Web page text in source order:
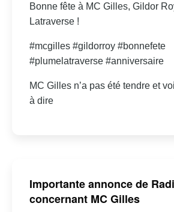
Bonne fête à MC Gilles, Gildor
Latraverse !
#mcgilles #gildorroy #bonnefete
#plumelatraverse #anniversaire
MC Gilles n’a pas été tendre et
à dire
Importante annonce de
concernant MC Gilles